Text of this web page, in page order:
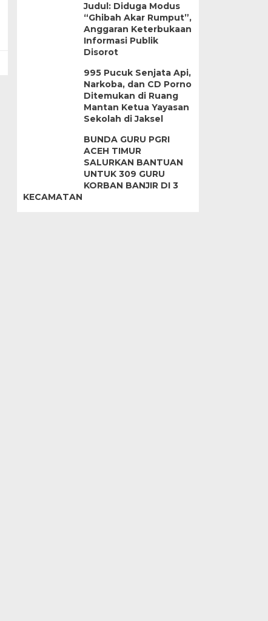
Judul: Diduga Modus
“Ghibah Akar Rumput”,
Anggaran Keterbukaan
Informasi Publik
Disorot
995 Pucuk Senjata Api,
Narkoba, dan CD Porno
Ditemukan di Ruang
Mantan Ketua Yayasan
Sekolah di Jaksel
BUNDA GURU PGRI
ACEH TIMUR
SALURKAN BANTUAN
UNTUK 309 GURU
KORBAN BANJIR DI 3
KECAMATAN